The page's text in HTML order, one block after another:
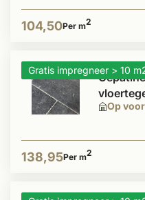
104,50Per m2
Gratis impregneer > 10
Op
138,95Per m2